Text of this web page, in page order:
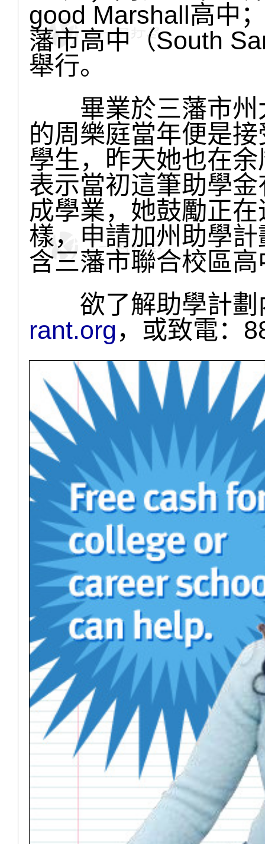
good Marshall高中
藩市高中（South
舉行。
畢業於三藩市州
的周樂庭當年便是
學生，昨天她也在
表示當初這筆助學
成學業，她鼓勵正
樣，申請加州助學
含三藩市聯合校區
欲了解助學計劃
rant.org，或致電：